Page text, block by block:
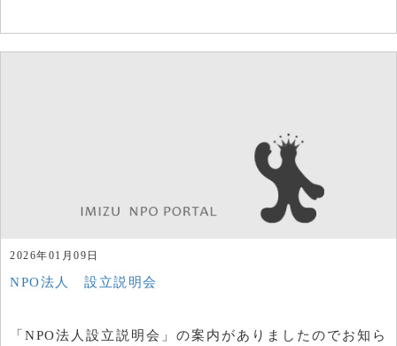
2026年01月09日
NPO法人 設立説明会
「NPO法人設立説明会」の案内がありましたのでお知ら